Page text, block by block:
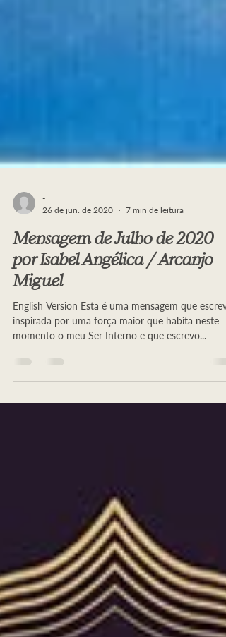
26 de jun. de 2020
7 min de leitura
Mensagem de Julho de 2020
por Isabel Angélica / Arcanjo
Miguel
English Version Esta é uma mensagem que
inspirada por uma força maior que habita neste